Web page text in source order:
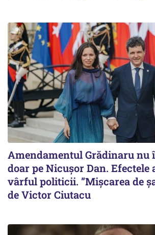
Amendamentul Grădinaru nu
doar pe Nicușor Dan. Efectele
vârful politicii. ”Mișcarea de
de Victor Ciutacu